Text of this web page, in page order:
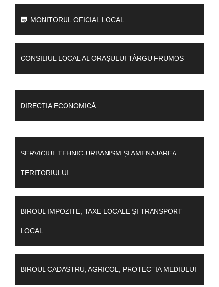
MONITORUL OFICIAL LOCAL
CONSILIUL LOCAL AL ORAȘULUI TÂRGU FRUMOS
DIRECȚIA ECONOMICĂ
SERVICIUL TEHNIC-URBANISM ȘI AMENAJAREA
TERITORIULUI
BIROUL IMPOZITE, TAXE LOCALE ȘI TRANSPORT
LOCAL
BIROUL CADASTRU, AGRICOL, PROTECȚIA MEDIULUI